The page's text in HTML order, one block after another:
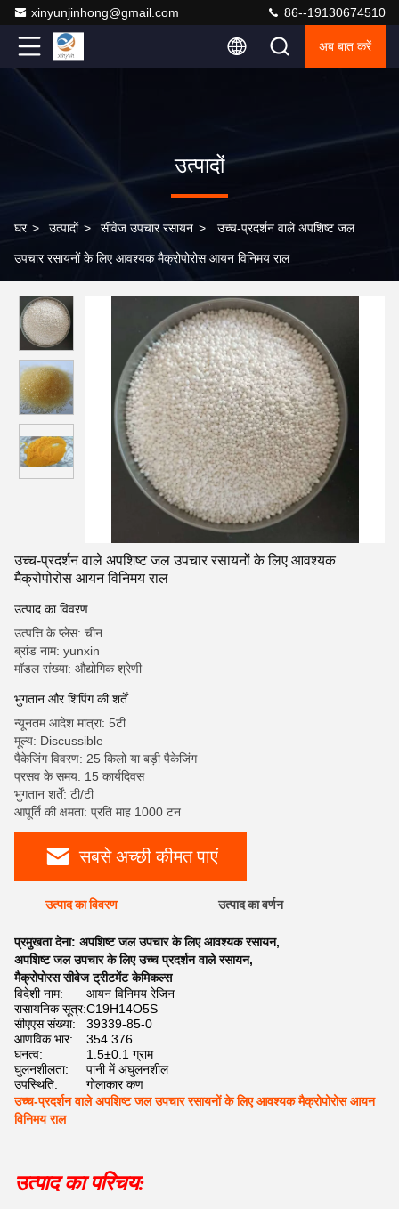
xinyunjinhong@gmail.com 86--19130674510
अब बात करें
उत्पादों
घर > उत्पादों > सीवेज उपचार रसायन > उच्च-प्रदर्शन वाले अपशिष्ट जल
उपचार रसायनों के लिए आवश्यक मैक्रोपोरोस आयन विनिमय राल
उच्च-प्रदर्शन वाले अपशिष्ट जल उपचार रसायनों के लिए आवश्यक
मैक्रोपोरोस आयन विनिमय राल
उत्पाद का विवरण
उत्पत्ति के प्लेस: चीन
ब्रांड नाम: yunxin
मॉडल संख्या: औद्योगिक श्रेणी
भुगतान और शिपिंग की शर्तें
न्यूनतम आदेश मात्रा: 5टी
मूल्य: Discussible
पैकेजिंग विवरण: 25 किलो या बड़ी पैकेजिंग
प्रसव के समय: 15 कार्यदिवस
भुगतान शर्तें: टी/टी
आपूर्ति की क्षमता: प्रति माह 1000 टन
सबसे अच्छी कीमत पाएं
उत्पाद का विवरण उत्पाद का वर्णन
प्रमुखता देना: अपशिष्ट जल उपचार के लिए आवश्यक रसायन,
अपशिष्ट जल उपचार के लिए उच्च प्रदर्शन वाले रसायन,
मैक्रोपोरस सीवेज ट्रीटमेंट केमिकल्स
विदेशी नाम:
आयन विनिमय रेजिन
रासायनिक सूत्र:C19H14O5S
सीएएस संख्या:
39339-85-0
आणविक भार:
354.376
घनत्व:
1.5±0.1 ग्राम
घुलनशीलता:
पानी में अघुलनशील
उपस्थिति:
गोलाकार कण
उच्च-प्रदर्शन वाले अपशिष्ट जल उपचार रसायनों के लिए आवश्यक मैक्रोपोरोस आयन
विनिमय राल
उत्पाद का परिचय: